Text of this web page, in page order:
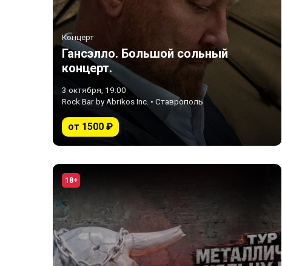
Концерт
Гансэлло. Большой сольный
концерт.
3 октября, 19:00
Rock Bar by Abrikos Inc. • Ставрополь
от 1500 ₽
18+